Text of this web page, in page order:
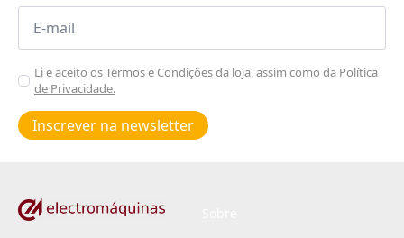
Email
Aceitar
Poiticas
de
privacidade
Li e aceito osTermos e Condiçõesda loja, assim como da Política
de Privacidade.
Inscrever na newsletter